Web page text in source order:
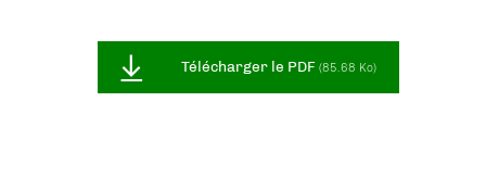
Télécharger le PDF (85.68 Ko)